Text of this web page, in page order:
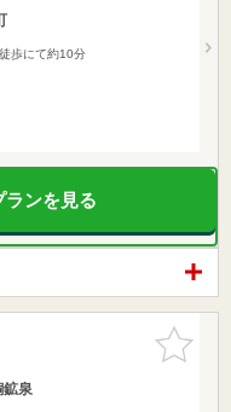
歩にて約10分
ランを見る
お気に入
りに追加
鉱泉